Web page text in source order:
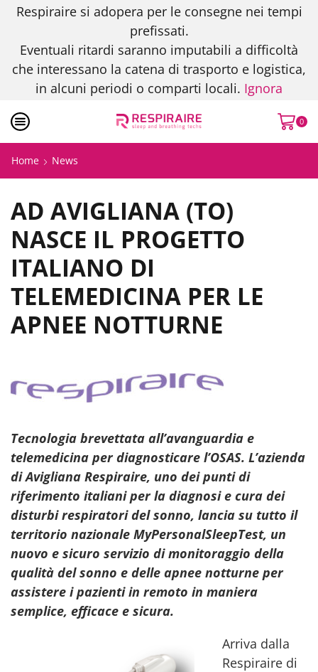
Respiraire si adopera per le consegne nei tempi
prefissati.
Eventuali ritardi saranno imputabili a difficoltà
che interessano la catena di trasporto e logistica,
in alcuni periodi o comparti locali. Ignora
0
Home News
AD AVIGLIANA (TO)
NASCE IL PROGETTO
ITALIANO DI
TELEMEDICINA PER LE
APNEE NOTTURNE
Tecnologia brevettata all’avanguardia e
telemedicina per diagnosticare l’OSAS. L’azienda
di Avigliana Respiraire, uno dei punti di
riferimento italiani per la diagnosi e cura dei
disturbi respiratori del sonno, lancia su tutto il
territorio nazionale MyPersonalSleepTest, un
nuovo e sicuro servizio di monitoraggio della
qualità del sonno e delle apnee notturne per
assistere i pazienti in remoto in maniera
semplice, efficace e sicura.
Arriva dalla
Respiraire di